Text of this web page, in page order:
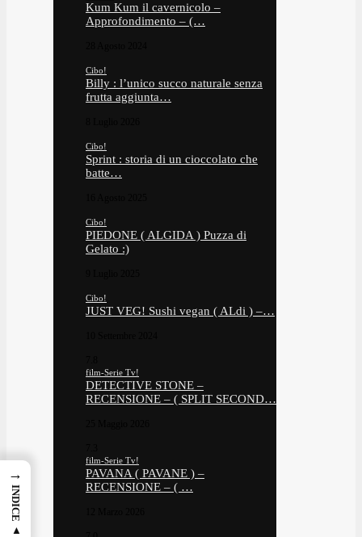
Kum Kum il cavernicolo –
Approfondimento – (…
Cibo!
Billy : l’unico succo naturale senza
frutta aggiunta…
Cibo!
Sprint : storia di un cioccolato che
batte…
Cibo!
PIEDONE ( ALGIDA ) Puzza di
Gelato :)
Cibo!
JUST VEG! Sushi vegan ( ALdi ) –…
film-Serie Tv!
DETECTIVE STONE –
RECENSIONE – ( SPLIT SECOND…
film-Serie Tv!
PAVANA ( PAVANE ) –
RECENSIONE – ( …
→
INDICE ▲